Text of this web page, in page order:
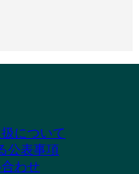
Biz Premium
について
公表事項
わせ